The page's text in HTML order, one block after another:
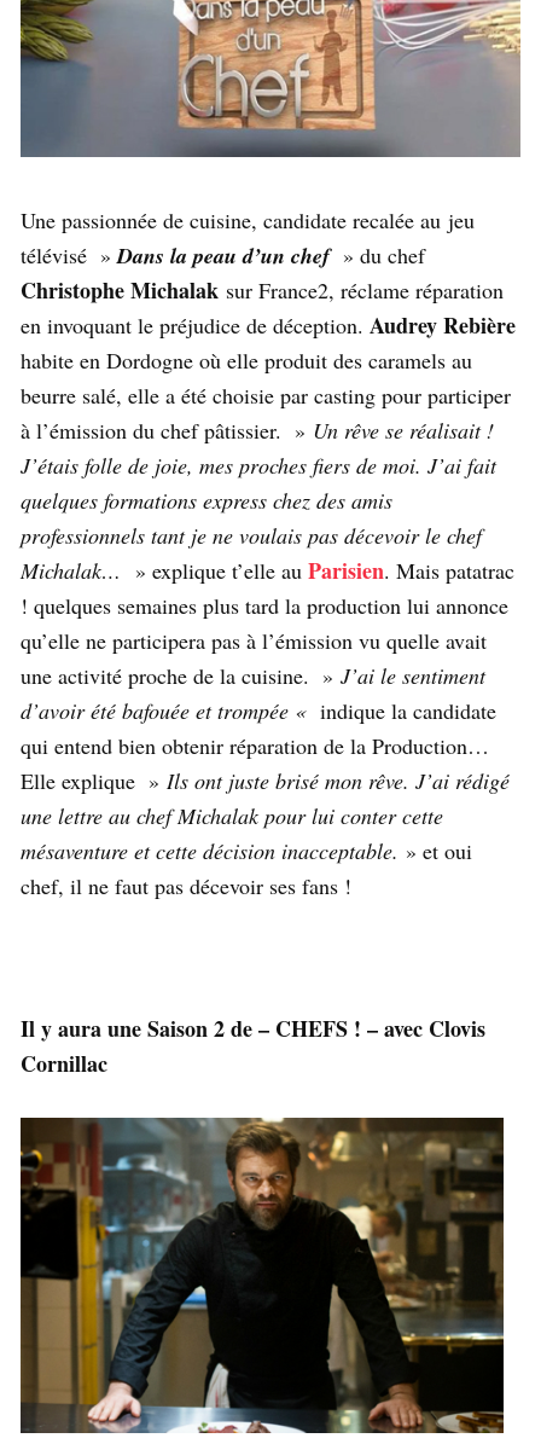
Une passionnée de cuisine, candidate recalée au jeu
télévisé »Dans la peau d’un chef » du chef
Christophe Michalak sur France2, réclame réparation
en invoquant le préjudice de déception. Audrey Rebière
habite en Dordogne où elle produit des caramels au
beurre salé, elle a été choisie par casting pour participer
à l’émission du chef pâtissier. » Un rêve se réalisait !
J’étais folle de joie, mes proches fiers de moi. J’ai fait
quelques formations express chez des amis
professionnels tant je ne voulais pas décevoir le chef
Michalak… » explique t’elle au Parisien. Mais patatrac
! quelques semaines plus tard la production lui annonce
qu’elle ne participera pas à l’émission vu quelle avait
une activité proche de la cuisine. » J’ai le sentiment
d’avoir été bafouée et trompée « indique la candidate
qui entend bien obtenir réparation de la Production…
Elle explique » Ils ont juste brisé mon rêve. J’ai rédigé
une lettre au chef Michalak pour lui conter cette
mésaventure et cette décision inacceptable. » et oui
chef, il ne faut pas décevoir ses fans !
Il y aura une Saison 2 de – CHEFS ! – avec Clovis
Cornillac